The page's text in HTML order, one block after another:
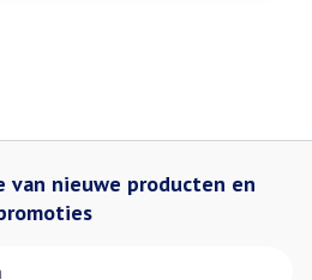
nieuwe producten en